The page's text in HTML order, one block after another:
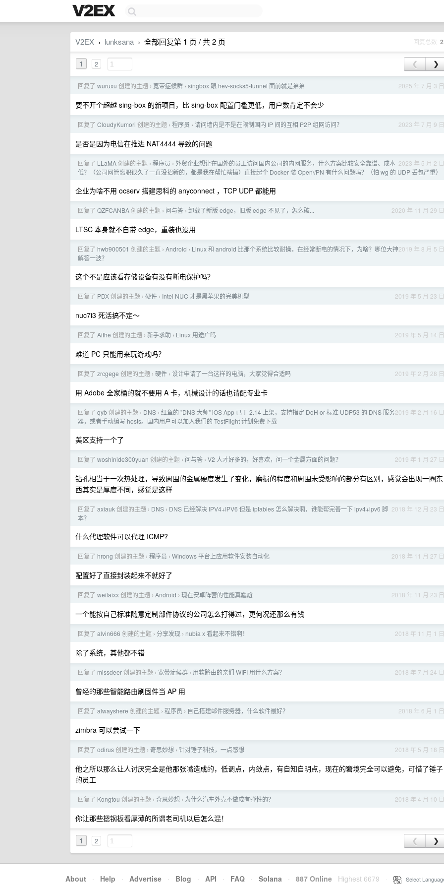
V2EX › lunksana › 全部回复第 1 页 / 共 2 页 回复总数
1 2 ❮ ❯
2025 年 7 月 3 日
回复了 wuruxu 创建的主题 › 宽带症候群 › singbox 跟 hev-socks5-tunnel 面前就是弟弟
要不开个超越 sing-box 的新项目，比 sing-box 配置门槛更低，用户数肯定不会少
2023 年 7 月 9 日
回复了 CloudyKumori 创建的主题 › 程序员 › 请问墙内是不是在限制国内 IP 间的互相 P2P 组网访问？
是否是因为电信在推进 NAT4444 导致的问题
2023 年 5 月 2 日
回复了 LLaMA创建的主题 › 程序员 › 外贸企业想让在国外的员工访问国内公司的内网服务，什么方案比较安全靠谱、成本
低？（公司网管离职很久了一直没招新的，都是我在帮忙瞎搞）直接起个 Docker 装 Open\/PN 有什么问题吗？（怕 wg 的 UDP 丢包严重）
企业为啥不用 ocserv 搭建思科的 anyconnect ，TCP UDP 都能用
2020 年 11 月 29 日
回复了 QZFCANBA创建的主题 › 问与答 › 卸载了新版 edge，旧版 edge 不见了，怎么破...
LTSC 本身就不自带 edge，重装也没用
2019 年 8 月 5 日
回复了 hwb900501 创建的主题 › Android › Linux 和 android 比那个系统比较耐操，在经常断电的情况下，为啥？哪位大神
解答一波？
这个不是应该看存储设备有没有断电保护吗？
2019 年 5 月 23 日
回复了 PDX创建的主题 › 硬件 › Intel NUC 才是黑苹果的完美机型
nuc7i3 死活搞不定～
2019 年 5 月 14 日
回复了 Aithe 创建的主题 › 新手求助 › Linux 用途广吗
难道 PC 只能用来玩游戏吗？
2019 年 2 月 28 日
回复了 zrcgege 创建的主题 › 硬件 › 设计申请了一台这样的电脑，大家觉得合适吗
用 Adobe 全家桶的就不要用 A 卡，机械设计的话也请配专业卡
2019 年 2 月 16 日
回复了 qyb创建的主题 › DNS › 红鱼的 "DNS 大师" iOS App 已于 2.14 上架，支持指定 DoH or 标准 UDP53 的 DNS 服务
器，或者手动编写 hosts。国内用户可以加入我们的 TestFlight 计划免费下载
美区支持一个了
2019 年 1 月 27 日
回复了 woshinide300yuan 创建的主题 › 问与答 › V2 人才好多的，好喜欢，问一个金属方面的问题？
钻孔相当于一次热处理，导致周围的金属硬度发生了变化，磨损的程度和周围未受影响的部分有区别，感觉会出现一圈东
西其实是厚度不同，感觉是这样
2018 年 12 月 23 日
回复了 axiauk创建的主题 › DNS › DNS 已经解决 IPV4+IPV6 但是 iptables 怎么解决啊，谁能帮完善一下 ipv4+ipv6 脚
本？
什么代理软件可以代理 ICMP?
2018 年 11 月 27 日
回复了 hrong 创建的主题 › 程序员 › Windows 平台上应用软件安装自动化
配置好了直接封装起来不就好了
2018 年 11 月 23 日
回复了 weilaixx创建的主题 › Android › 现在安卓阵营的性能真尴尬
一个能按自己标准随意定制部件协议的公司怎么打得过，更何况还那么有钱
2018 年 11 月 1 日
回复了 alvin666 创建的主题 › 分享发现 › nubia x 看起来不错啊！
除了系统，其他都不错
2018 年 7 月 24 日
回复了 missdeer创建的主题 › 宽带症候群 › 用软路由的亲们 WIFI 用什么方案？
曾经的那些智能路由刷固件当 AP 用
2018 年 6 月 1 日
回复了 alwayshere 创建的主题 › 程序员 › 自己搭建邮件服务器，什么软件最好？
zimbra 可以尝试一下
2018 年 5 月 18 日
回复了 odirus创建的主题 › 奇思妙想 › 针对锤子科技，一点感想
他之所以那么让人讨厌完全是他那张嘴造成的，低调点，内敛点，有自知自明点，现在的窘境完全可以避免，可惜了锤子
的员工
2018 年 4 月 10 日
回复了 Kongtou 创建的主题 › 奇思妙想 › 为什么汽车外壳不做成有弹性的？
你让那些摁钢板看厚薄的所谓老司机以后怎么混！
1 2 ❮ ❯
About · Help · Advertise · Blog · API · FAQ · Solana · 887 Online Highest 6679 Select